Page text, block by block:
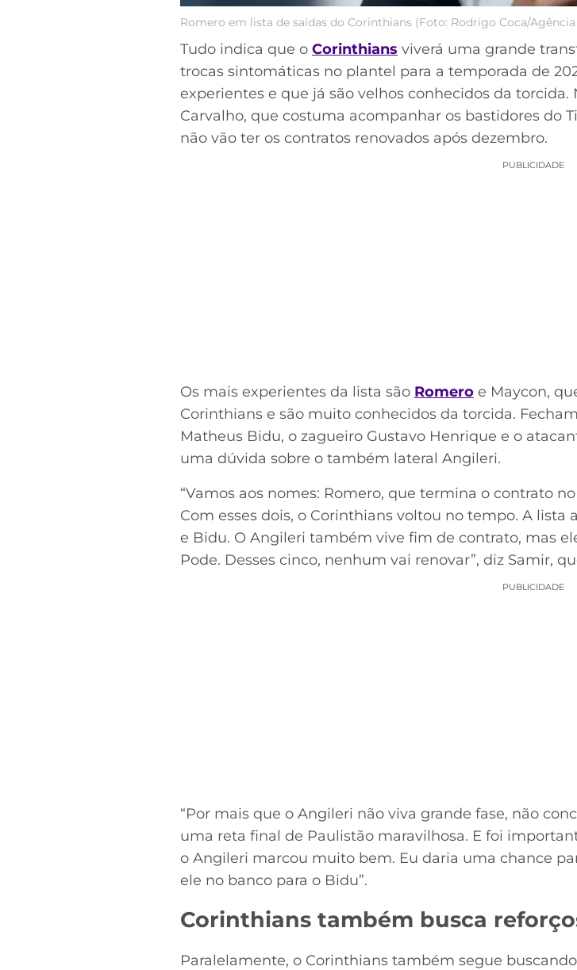
Romero em lista de saídas do Corinthians (Foto: Rodrigo Coca/
Tudo indica que o Corinthians viverá uma grande
trocas sintomáticas no plantel para a temporada de
experientes e que já são velhos conhecidos da torcida.
Carvalho, que costuma acompanhar os bastidores do
não vão ter os contratos renovados após dezembro.
PUBLICIDADE
Os mais experientes da lista são Romero e Maycon,
Corinthians e são muito conhecidos da torcida.
Matheus Bidu, o zagueiro Gustavo Henrique e o
uma dúvida sobre o também lateral Angileri.
“Vamos aos nomes: Romero, que termina o contrato
Com esses dois, o Corinthians voltou no tempo. A lista
e Bidu. O Angileri também vive fim de contrato, mas
Pode. Desses cinco, nenhum vai renovar”, diz Samir,
PUBLICIDADE
“Por mais que o Angileri não viva grande fase, não
uma reta final de Paulistão maravilhosa. E foi
o Angileri marcou muito bem. Eu daria uma chance
ele no banco para o Bidu”.
Corinthians também busca
Paralelamente, o Corinthians também segue